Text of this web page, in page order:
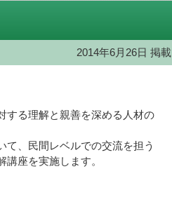
2014年6月26日 掲載
する理解と親善を深める人材の
、民間レベルでの交流を担う
座を実施します。